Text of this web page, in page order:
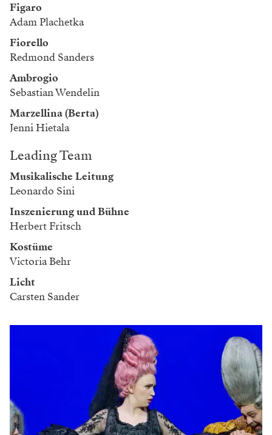
Figaro
Adam Plachetka
Fiorello
Redmond Sanders
Ambrogio
Sebastian Wendelin
Marzellina (Berta)
Jenni Hietala
Leading Team
Musikalische Leitung
Leonardo Sini
Inszenierung und Bühne
Herbert Fritsch
Kostüme
Victoria Behr
Licht
Carsten Sander